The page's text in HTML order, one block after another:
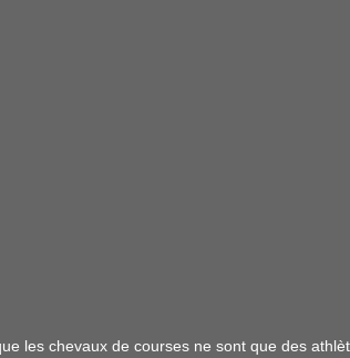
les chevaux de courses ne sont que des